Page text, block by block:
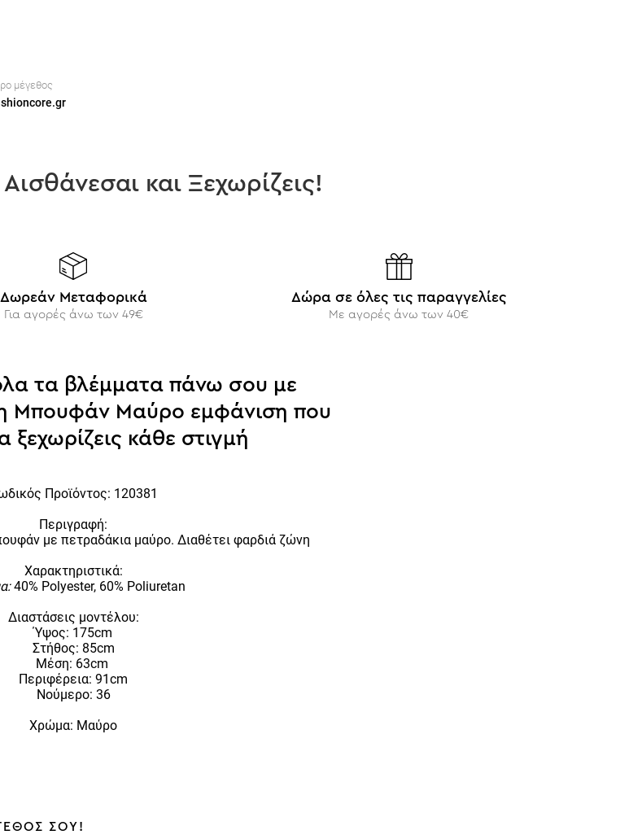
μέγεθος
Aισθάνεσαι και Ξεχωρίζεις!
Δωρεάν Μεταφορικά
Για αγορές άνω των 49€
Δώρα σε όλες τις παραγγελίες
Με αγορές άνω των 40€
τα βλέμματα πάνω σου με
Μπουφάν Μαύρο εμφάνιση που
ξεχωρίζεις κάθε στιγμή
Προϊόντος: 120381
Περιγραφή:
με πετραδάκια μαύρο. Διαθέτει φαρδιά ζώνη
Χαρακτηριστικά:
40% Polyester, 60% Poliuretan
Διαστάσεις μοντέλου:
Ύψος: 175cm
Στήθος: 85cm
Μέση: 63cm
Περιφέρεια: 91cm
Νούμερο: 36
Χρώμα: Μαύρο
ΣΟΥ!